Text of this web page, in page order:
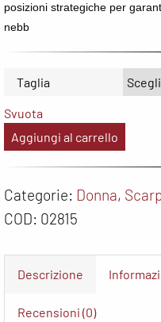
posizioni strategiche per
nebb
Taglia
Svuota
Aggiungi al carrello
Categorie: Donna,
COD: 02815
Descrizione
Recensioni (0)